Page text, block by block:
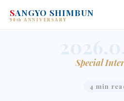
SANGYO SHIMBUN
90th ANNIVERSARY
Special
4 min